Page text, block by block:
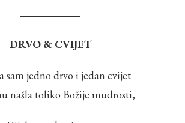
DRVO & CVIJET
sam jedno drvo i jedan cvijet
našla toliko Božije mudrosti,